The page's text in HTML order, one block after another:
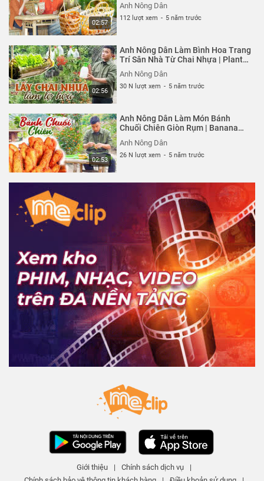
02:57
Anh Nông Dân
112 lượt xem - 5 năm trước
02:56
Anh Nông Dân Làm Bình Hoa Trang
Trí Sân Nhà Từ Chai Nhựa | Plant
Flowers In A Plastic Bottle | Anh
Nông Dân
Anh Nông Dân
30 N lượt xem - 5 năm trước
02:53
Anh Nông Dân Làm Món Bánh
Chuối Chiên Giòn Rụm | Banana
Anh Nông Dân
26 N lượt xem - 5 năm trước
Giới thiệu | Chính sách dịch vụ
|